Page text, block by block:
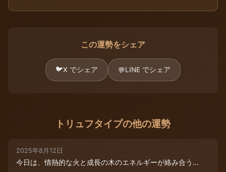
この運勢をシェア
🐦X でシェア 💬LINE でシェア
トリュフタイプの他の運勢
2025年8月12日
今日は、情熱的な火と成長の木のエネルギーが絡み合う...